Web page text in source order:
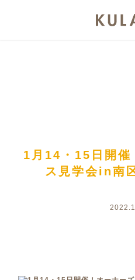
1月14・15日開催
ス見学会in南